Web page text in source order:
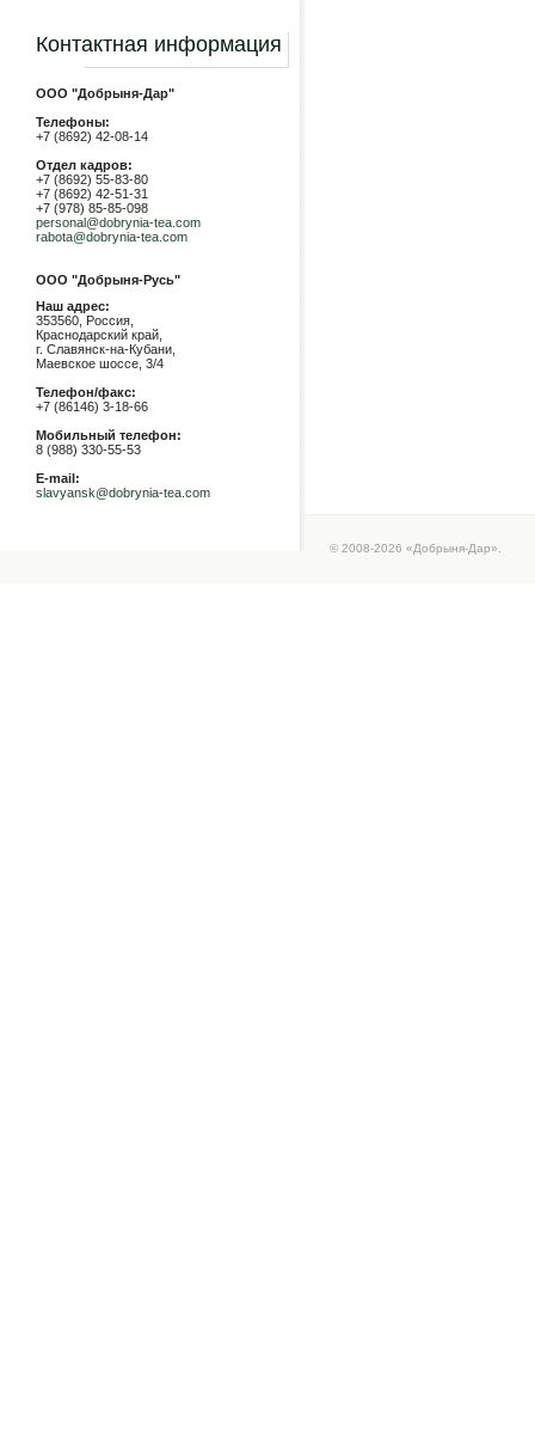
Контактная информация
ООО "Добрыня-Дар"
Телефоны:
+7 (8692) 42-08-14
Отдел кадров:
+7 (8692) 55-83-80
+7 (8692) 42-51-31
+7 (978) 85-85-098
personal@dobrynia-tea.com
rabota@dobrynia-tea.com
ООО "Добрыня-Русь"
Наш адрес:
353560, Россия,
Краснодарский край,
г. Славянск-на-Кубани,
Маевское шоссе, 3/4
Телефон/факс:
+7 (86146) 3-18-66
Мобильный телефон:
8 (988) 330-55-53
E-mail:
slavyansk@dobrynia-tea.com
© 2008-2026 «Добрыня-Дар».